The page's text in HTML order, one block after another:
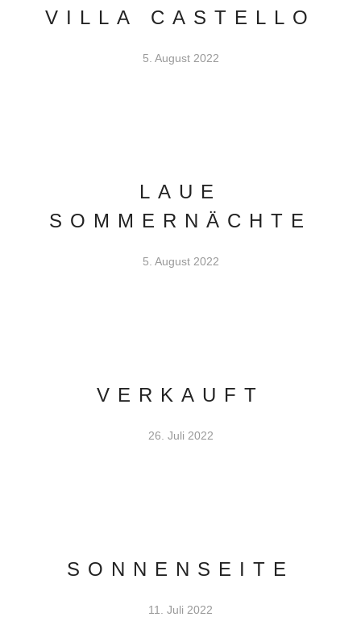
VILLA CASTELLO
5. August 2022
LAUE
SOMMERNÄCHTE
5. August 2022
VERKAUFT
26. Juli 2022
SONNENSEITE
11. Juli 2022